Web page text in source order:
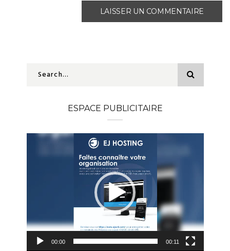
ESPACE PUBLICITAIRE
Lecteur
vidéo
00:00 00:11